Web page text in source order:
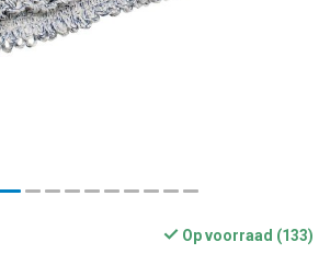
Op voorraad (133)